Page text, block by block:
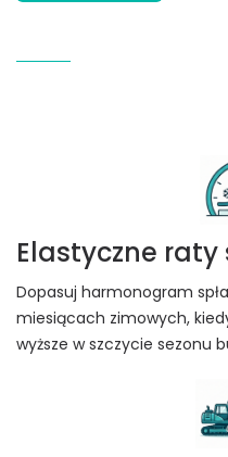
Elastyczne raty
Dopasuj harmonogram
miesiącach zimowych,
wyższe w szczycie sezonu